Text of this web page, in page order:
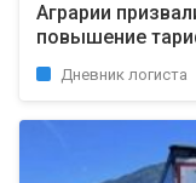
Аграрии
повышение
Дневник логиста